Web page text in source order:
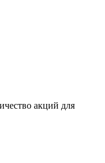
акций для